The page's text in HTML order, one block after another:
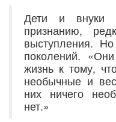
Дети и внуки
признанию,
выступления.
поколений.
жизнь к тому,
необычные и
них ничего
нет.»